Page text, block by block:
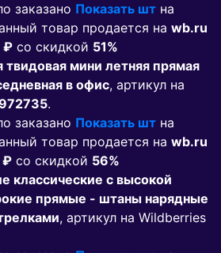
заказано Показать шт на
товар продается на wb.ru
₽ co скидкой 51%
мини летняя прямая
в офис, артикул на
.
заказано Показать шт на
товар продается на wb.ru
₽ co скидкой 56%
классические с высокой
прямые - штаны нарядные
, артикул на Wildberries